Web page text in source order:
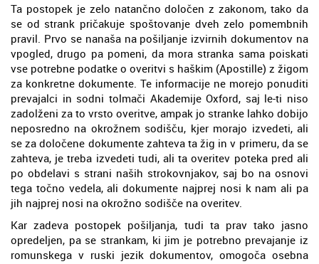
Ta postopek je zelo natančno določen z zakonom, tako da
se od strank pričakuje spoštovanje dveh zelo pomembnih
pravil. Prvo se nanaša na pošiljanje izvirnih dokumentov na
vpogled, drugo pa pomeni, da mora stranka sama poiskati
vse potrebne podatke o overitvi s haškim (Apostille) z žigom
za konkretne dokumente. Te informacije ne morejo ponuditi
prevajalci in sodni tolmači Akademije Oxford, saj le-ti niso
zadolženi za to vrsto overitve, ampak jo stranke lahko dobijo
neposredno na okrožnem sodišču, kjer morajo izvedeti, ali
se za določene dokumente zahteva ta žig in v primeru, da se
zahteva, je treba izvedeti tudi, ali ta overitev poteka pred ali
po obdelavi s strani naših strokovnjakov, saj bo na osnovi
tega točno vedela, ali dokumente najprej nosi k nam ali pa
jih najprej nosi na okrožno sodišče na overitev.
Kar zadeva postopek pošiljanja, tudi ta prav tako jasno
opredeljen, pa se strankam, ki jim je potrebno prevajanje iz
romunskega v ruski jezik dokumentov, omogoča osebna